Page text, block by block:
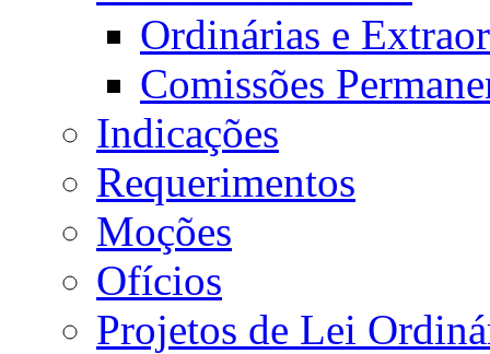
Ordinárias e
Comissões
Indicações
Requerimentos
Moções
Ofícios
Projetos de Lei